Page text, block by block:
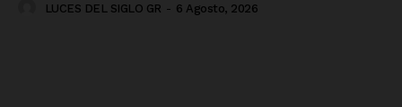
LUCES DEL SIGLO GR - 6 Agosto, 2026